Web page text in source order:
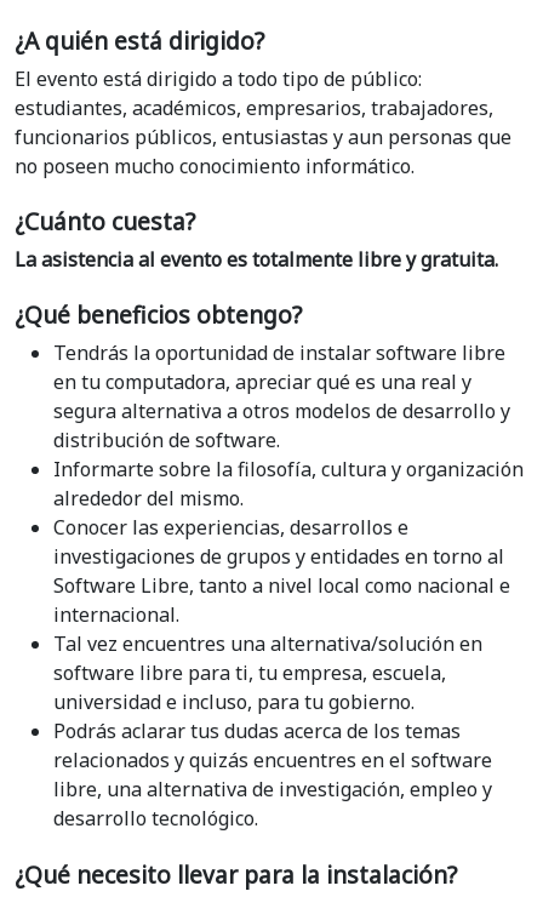
¿A quién está dirigido?
El evento está dirigido a todo tipo de público:
estudiantes, académicos, empresarios, trabajadores,
funcionarios públicos, entusiastas y aun personas que
no poseen mucho conocimiento informático.
¿Cuánto cuesta?
La asistencia al evento es totalmente libre y gratuita.
¿Qué beneficios obtengo?
Tendrás la oportunidad de instalar software libre
en tu computadora, apreciar qué es una real y
segura alternativa a otros modelos de desarrollo y
distribución de software.
Informarte sobre la filosofía, cultura y organización
alrededor del mismo.
Conocer las experiencias, desarrollos e
investigaciones de grupos y entidades en torno al
Software Libre, tanto a nivel local como nacional e
internacional.
Tal vez encuentres una alternativa/solución en
software libre para ti, tu empresa, escuela,
universidad e incluso, para tu gobierno.
Podrás aclarar tus dudas acerca de los temas
relacionados y quizás encuentres en el software
libre, una alternativa de investigación, empleo y
desarrollo tecnológico.
¿Qué necesito llevar para la instalación?